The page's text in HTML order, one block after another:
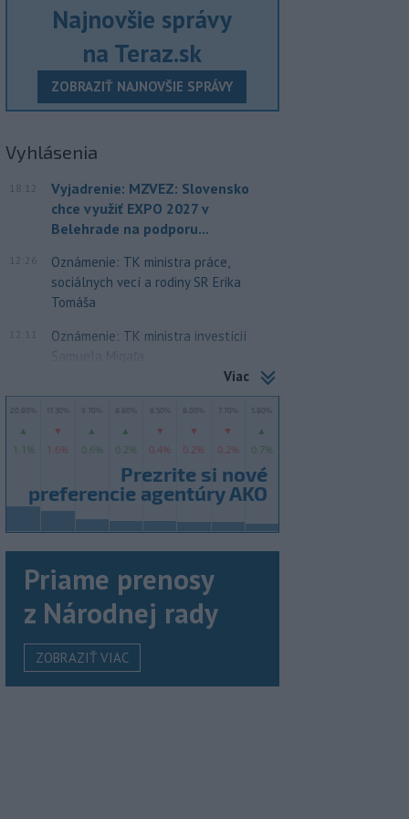
Najnovšie správy
na Teraz.sk
ZOBRAZIŤ NAJNOVŠIE SPRÁVY
Vyhlásenia
18:12
Vyjadrenie: MZVEZ: Slovensko
chce využiť EXPO 2027 v
Belehrade na podporu...
12:26
Oznámenie: TK ministra práce,
sociálnych vecí a rodiny SR Erika
Tomáša
Oznámenie: TK ministra investícií
Samuela Migaľa
Viac
Priame prenosy
z Národnej rady
ZOBRAZIŤ VIAC